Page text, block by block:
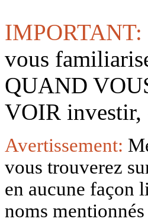
IMPORTANT:
vous
QUAND
VOIR investir,
Avertissement:
vous trouverez
en aucune façon
noms